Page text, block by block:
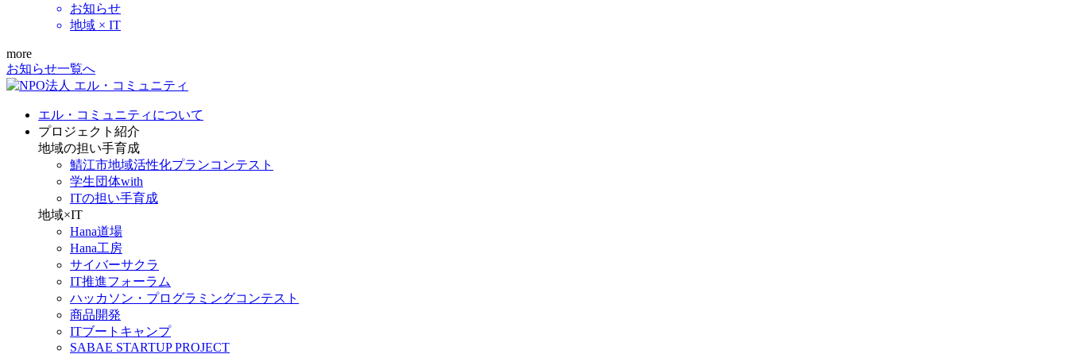
お知らせ
地域 × IT
more
お知らせ一覧へ
エル・コミュニティについて
プロジェクト紹介
地域の担い手育成
鯖江市地域活性化プランコンテスト
学生団体with
ITの担い手育成
地域×IT
Hana道場
Hana工房
サイバーサクラ
IT推進フォーラム
ハッカソン・プログラミングコンテスト
商品開発
ITブートキャンプ
SABAE STARTUP PROJECT